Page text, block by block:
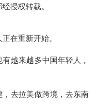
授权转载。
在重新开始。
越来越多中国年轻人，
去拉美做跨境，去东南